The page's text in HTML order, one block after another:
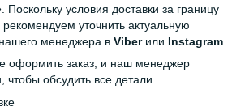
. Поскольку условия доставки за границу
рекомендуем уточнить актуальную
менеджера в Viberили Instagram
оформить заказ, и наш менеджер
чтобы обсудить все детали.